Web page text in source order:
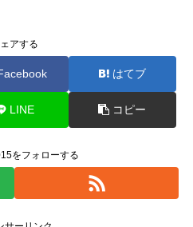
アする
はてブ
LINE コピー
をフォローする